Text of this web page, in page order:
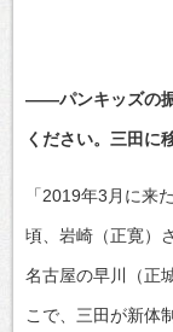
——パンキッズの振
ください。三田に
「2019年3月に来
頃、岩崎（正寛）
名古屋の早川（正
こで、三田が新体